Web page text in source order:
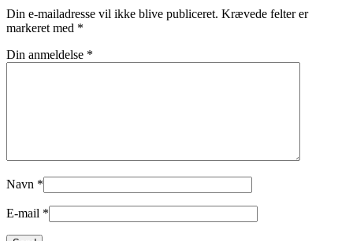
Din e-mailadresse vil ikke blive publiceret. Krævede felter er
markeret med *
Din anmeldelse *
Navn *
E-mail *